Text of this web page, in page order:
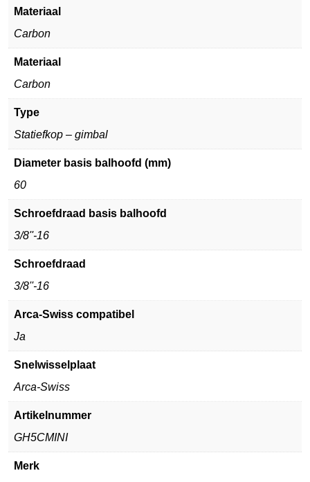
Materiaal
Carbon
Materiaal
Carbon
Type
Statiefkop – gimbal
Diameter basis balhoofd (mm)
60
Schroefdraad basis balhoofd
3/8''-16
Schroefdraad
3/8''-16
Arca-Swiss compatibel
Ja
Snelwisselplaat
Arca-Swiss
Artikelnummer
GH5CMINI
Merk